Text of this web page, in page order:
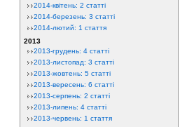
2014-квітень: 2 статті
2014-березень: 3 статті
2014-лютий: 1 стаття
2013
2013-грудень: 4 статті
2013-листопад: 3 статті
2013-жовтень: 5 статті
2013-вересень: 6 статті
2013-серпень: 2 статті
2013-липень: 4 статті
2013-червень: 1 стаття